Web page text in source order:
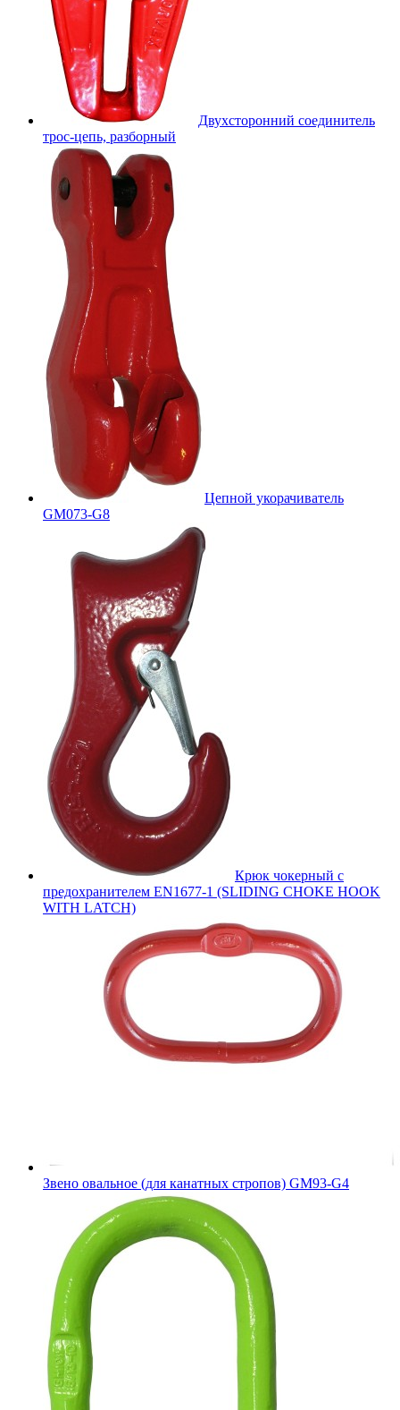
Двухсторонний соединитель
трос-цепь, разборный
Цепной укорачиватель
GM073-G8
Крюк чокерный с
предохранителем EN1677-1 (SLIDING CHOKE HOOK
WITH LATCH)
Звено овальное (для канатных стропов) GM93-G4